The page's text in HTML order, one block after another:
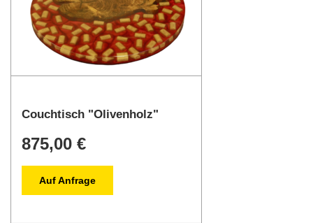
Couchtisch "Olivenholz"
875,00 €
Auf Anfrage